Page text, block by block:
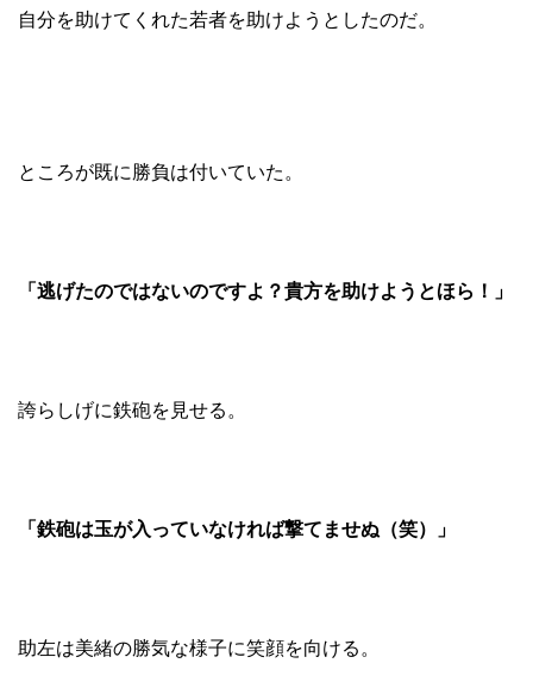
自分を助けてくれた若者を助けようとしたのだ。
ところが既に勝負は付いていた。
「逃げたのではないのですよ？貴方を助けようとほら！」
誇らしげに鉄砲を見せる。
「鉄砲は玉が入っていなければ撃てませぬ（笑）」
助左は美緒の勝気な様子に笑顔を向ける。